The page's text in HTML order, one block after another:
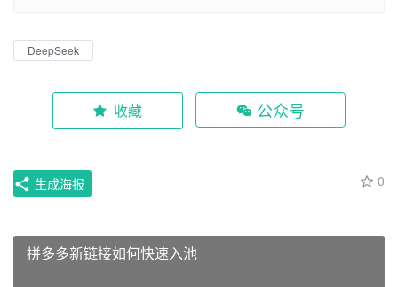
DeepSeek
收藏 公众号
0
生成海报
拼多多新链接如何快速入池